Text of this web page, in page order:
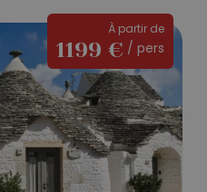
Pouilles
et
ses
merveilles
à
couper
le
À partir de
1199 € / pers